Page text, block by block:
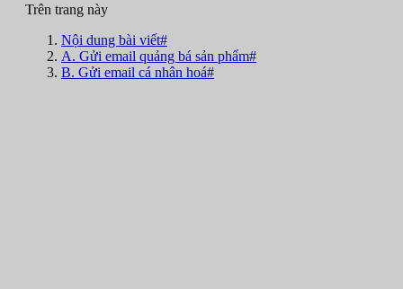
Trên trang này
Nội dung bài viết#
A. Gửi email quảng bá sản phẩm#
B. Gửi email cá nhân hoá#